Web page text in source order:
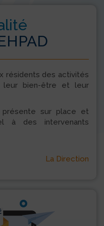
résidents des activités
leur bien-être et leur
présente sur place et
à des intervenants
La Direction